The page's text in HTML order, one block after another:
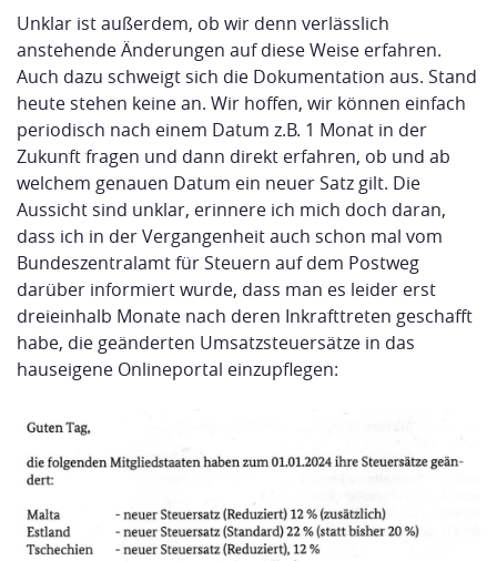
Unklar ist außerdem, ob wir denn verlässlich
anstehende Änderungen auf diese Weise erfahren.
Auch dazu schweigt sich die Dokumentation aus. Stand
heute stehen keine an. Wir hoffen, wir können einfach
periodisch nach einem Datum z.B. 1 Monat in der
Zukunft fragen und dann direkt erfahren, ob und ab
welchem genauen Datum ein neuer Satz gilt. Die
Aussicht sind unklar, erinnere ich mich doch daran,
dass ich in der Vergangenheit auch schon mal vom
Bundeszentralamt für Steuern auf dem Postweg
darüber informiert wurde, dass man es leider erst
dreieinhalb Monate nach deren Inkrafttreten geschafft
habe, die geänderten Umsatzsteuersätze in das
hauseigene Onlineportal einzupflegen: